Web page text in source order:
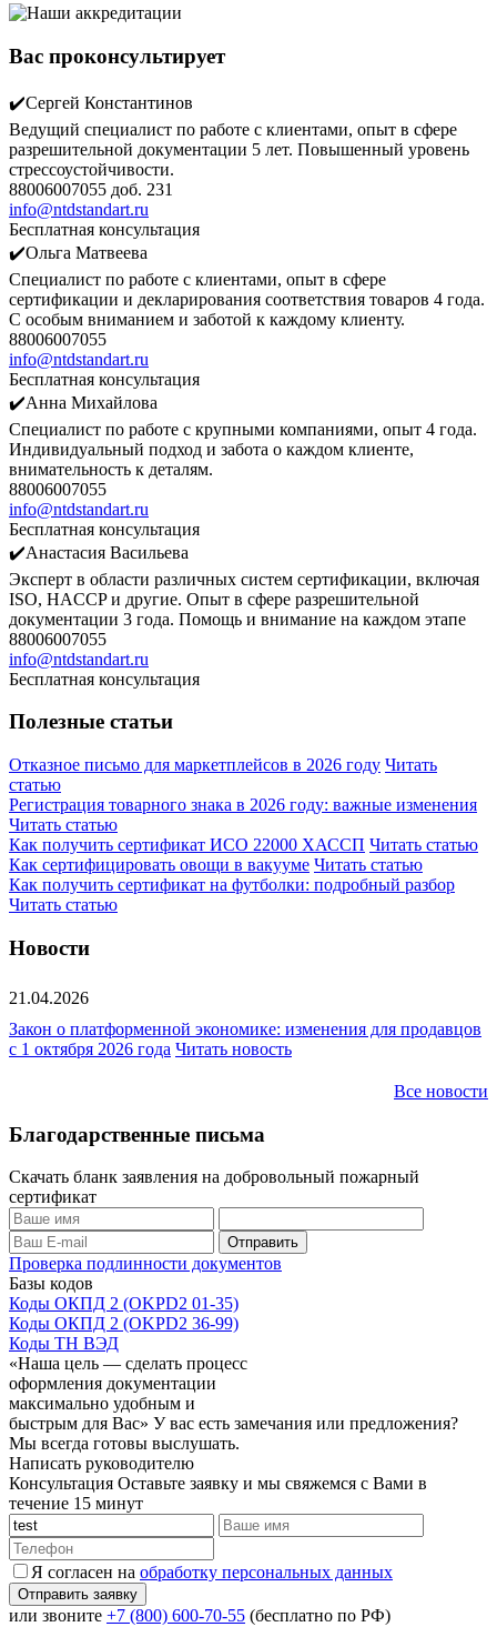
Вас проконсультирует
✔️Сергей Константинов
Ведущий специалист по работе с клиентами, опыт в сфере
разрешительной документации 5 лет. Повышенный уровень
стрессоустойчивости.
88006007055 доб. 231
info@ntdstandart.ru
Бесплатная консультация
✔️Ольга Матвеева
Специалист по работе с клиентами, опыт в сфере
сертификации и декларирования соответствия товаров 4 года.
С особым вниманием и заботой к каждому клиенту.
88006007055
info@ntdstandart.ru
Бесплатная консультация
✔️Анна Михайлова
Специалист по работе с крупными компаниями, опыт 4 года.
Индивидуальный подход и забота о каждом клиенте,
внимательность к деталям.
88006007055
info@ntdstandart.ru
Бесплатная консультация
✔️Анастасия Васильева
Эксперт в области различных систем сертификации, включая
ISO, HACCP и другие. Опыт в сфере разрешительной
документации 3 года. Помощь и внимание на каждом этапе
88006007055
info@ntdstandart.ru
Бесплатная консультация
Полезные статьи
Отказное письмо для маркетплейсов в 2026 году Читать
статью
Регистрация товарного знака в 2026 году: важные изменения
Читать статью
Как получить сертификат ИСО 22000 ХАССП Читать статью
Как сертифицировать овощи в вакууме Читать статью
Как получить сертификат на футболки: подробный разбор
Читать статью
Новости
21.04.2026
Закон о платформенной экономике: изменения для продавцов
с 1 октября 2026 года Читать новость
Все новости
Благодарственные письма
Скачать бланк заявления на добровольный пожарный
сертификат
Проверка подлинности документов
Базы кодов
Коды ОКПД 2 (OKPD2 01-35)
Коды ОКПД 2 (OKPD2 36-99)
Коды ТН ВЭД
«Наша цель — сделать процесс
оформления документации
максимально удобным и
быстрым для Вас» У вас есть замечания или предложения?
Мы всегда готовы выслушать.
Написать руководителю
Консультация Оставьте заявку и мы свяжемся с Вами в
течение 15 минут
Я согласен на обработку персональных данных
или звоните +7 (800) 600-70-55 (бесплатно по РФ)